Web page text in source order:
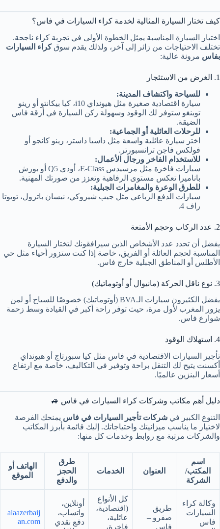
كيف تختار السيارة المثالية لخدمة كراء السيارات في فاس؟
اختيار السيارة المناسبة يمثل الخطوة الأولى في تجربة كراء ناجحة.
تختلف الاحتياجات من زائر إلى آخر، ولذلك يقدم سوقكراء السيارات
بفاس مرونة عالية:
1. الغرض من الاستئجار
للسياحة واكتشاف المدينة:
سيارة اقتصادية صغيرة مثل هيونداي i10، كيا بيكانتو أو رينو
توينغو ستوفر لك الوقود وسهولة ركن السيارة في أزقة فاس
الضيقة.
للرحلات العائلية أو الجماعية:
اختر سيارة عائلية واسعة مثل داسيا داستر، رينو كانجو أو
فولكس فاجن ترانسبورتر.
للاستخدام الفاخر ورجال الأعمال:
سيارات فاخرة مثل مرسيدس E-Class، أودي Q5 أو بورش
باناميرا تعكس مستوى الرفاهية وتعزز من صورتك المهنية.
للطرق الوعرة والمغامرات الجبلية:
سيارات الدفع الرباعي مثل جيب شيروكي، نيسان باترول، تويوتا
راف 4.
2. عدد الركاب وحجم الأمتعة
يفضل أن تحدد عدد الأشخاص الذين سيرافقونك لتختار السيارة
المناسبة لحجم العائلة أو الفريق، خاصة إذا كنت ستزور أحياء مثل حي
الأطلس أو المناطق الجبلية خارج فاس.
3. نوع ناقل الحركة (مانيوال أو أوتوماتيك)
يفضل الكثيرون سيارات الـBVA (أوتوماتيك) خصوصًا للسياح أو لمن
يزور المغرب لأول مرة، حيث توفر راحة أكبر في القيادة وسط زحمة
شوارع فاس.
4. استهلاك الوقود
تأجير السيارات الاقتصادية في فاس مثل كيا سبورتاج أو هيونداي
أكسنت يتيح لك التنقل براحة وتوفير في التكاليف، خاصة مع ارتفاع
أسعار البنزين عالميًا.
دليل أهم مكاتب وشركات كراء السيارات في فاس 🚙
التنوع الكبير في شركات تأجير السيارات في فاس يمنحك الفرصة
لاختيار ما يناسب ميزانيتك واحتياجاتك. إليك قائمة بأبرز المكاتب
والشركات مرتبة مع روابط وخدمات كل منها:
اسم
المكتب/
الشركة
العنوان الخدمات
طرق
الحجز
والدفع
الهاتف أو
الموقع
وكالة كراء
السيارات
فاس
طريق
صفرو –
فاس
كل الأنواع
(اقتصادية،
عائلية،
فاخرة،
أونلاين،
واتساب،
دفع نقدي
alaazerbaij
an.com